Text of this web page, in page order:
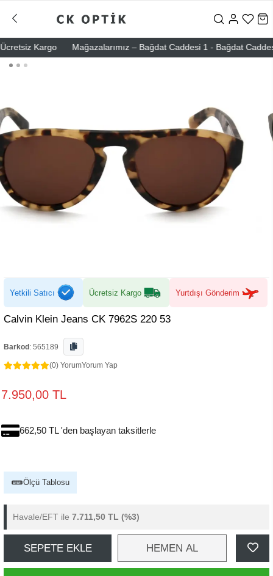
Kargo Mağazalarımız – Bağdat Caddesi 1 - Bağdat Caddesi
Yetkili Satıcı Ücretsiz Kargo Yurtdışı Gönderim
Calvin Klein Jeans CK 7962S 220 53
Barkod : 565189
(0) YorumYorum Yap
7.950,00 TL
662,50 TL 'den başlayan taksitlerle
Ölçü Tablosu
Havale/EFT ile 7.711,50 TL (%3)
SEPETE EKLE HEMEN AL